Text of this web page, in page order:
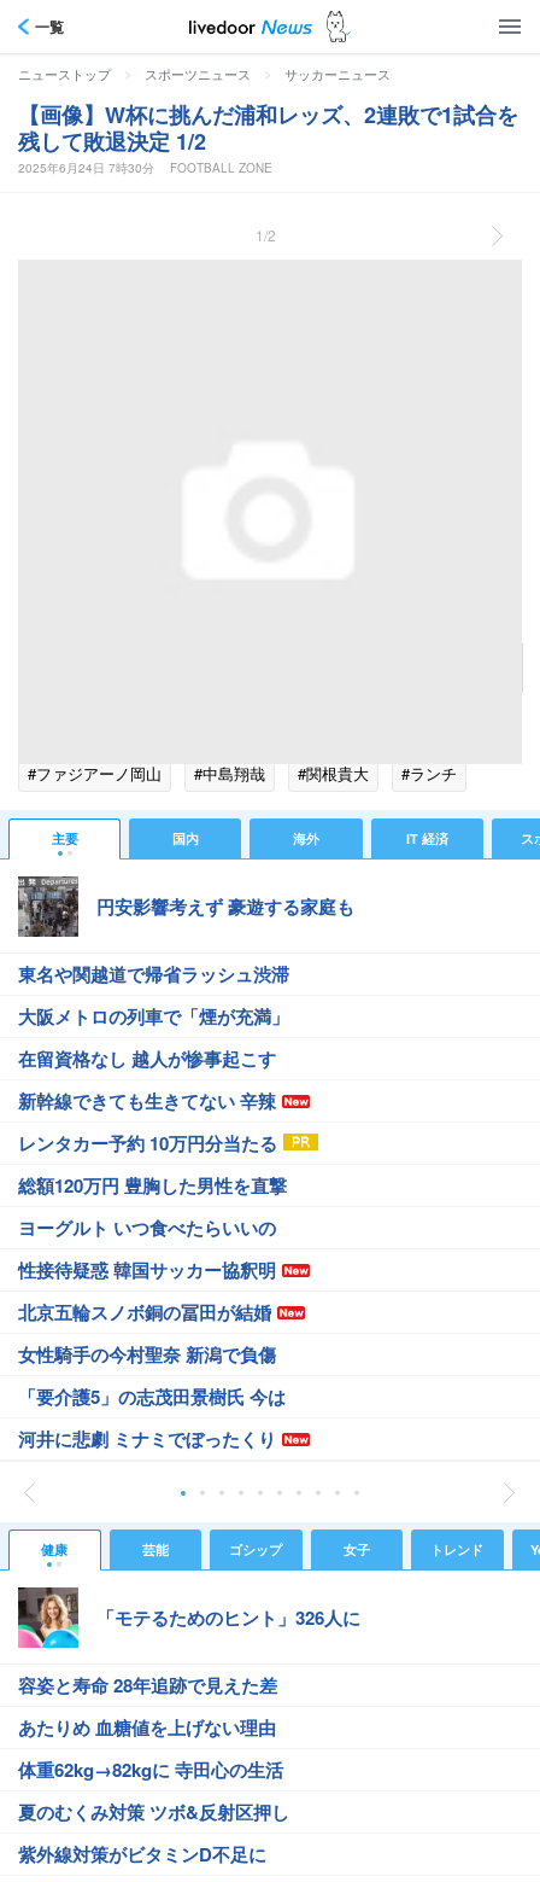
一覧
ニューストップ > スポーツニュース > サッカーニュース
【画像】W杯に挑んだ浦和レッズ、2連敗で1試合を
残して敗退決定 1/2
2025年6月24日 7時30分 FOOTBALL ZONE
1/2
#ファジアーノ岡山
#中島翔哉 #関根貴大
#ランチ
#イベント
#人材 #外国人 #アメリカ
#フィット
#サイドバック
#エリート #ワールドカップ
#浦和レッズ
#原口元気
主要 国内 海外 IT 経済 ス
円安影響考えず 豪遊する家庭も
東名や関越道で帰省ラッシュ渋滞
大阪メトロの列車で「煙が充満」
在留資格なし 越人が惨事起こす
新幹線できても生きてない 辛辣
レンタカー予約 10万円分当たる
総額120万円 豊胸した男性を直撃
ヨーグルト いつ食べたらいいの
性接待疑惑 韓国サッカー協釈明
北京五輪スノボ銅の冨田が結婚
女性騎手の今村聖奈 新潟で負傷
「要介護5」の志茂田景樹氏 今は
河井に悲劇 ミナミでぼったくり
健康 芸能 ゴシップ 女子 トレンド
「モテるためのヒント」326人に
容姿と寿命 28年追跡で見えた差
あたりめ 血糖値を上げない理由
体重62kg→82kgに 寺田心の生活
夏のむくみ対策 ツボ&反射区押し
紫外線対策がビタミンD不足に